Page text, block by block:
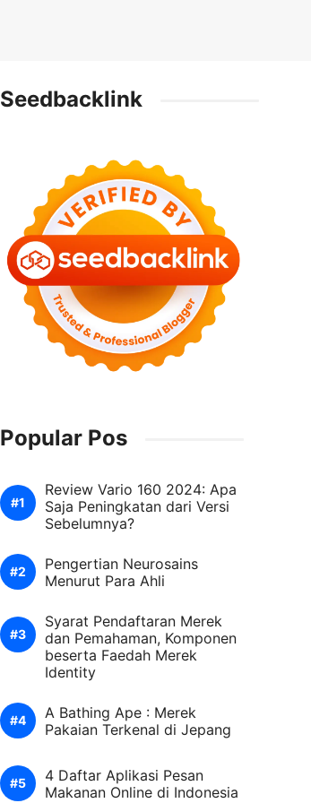
Seedbacklink
Popular Pos
Review Vario 160 2024: Apa
Saja Peningkatan dari Versi
Sebelumnya?
Pengertian Neurosains
Menurut Para Ahli
Syarat Pendaftaran Merek
dan Pemahaman, Komponen
beserta Faedah Merek
Identity
A Bathing Ape : Merek
Pakaian Terkenal di Jepang
4 Daftar Aplikasi Pesan
Makanan Online di Indonesia